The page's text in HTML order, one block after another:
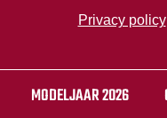
MODELJAAR 2026
Privacy policy